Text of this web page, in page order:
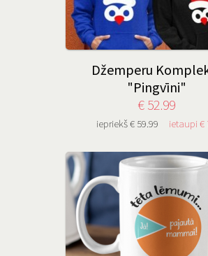
Džemperu
"Pingvīni"
€ 52.99
iepriekš € 59.99 ietaupi €